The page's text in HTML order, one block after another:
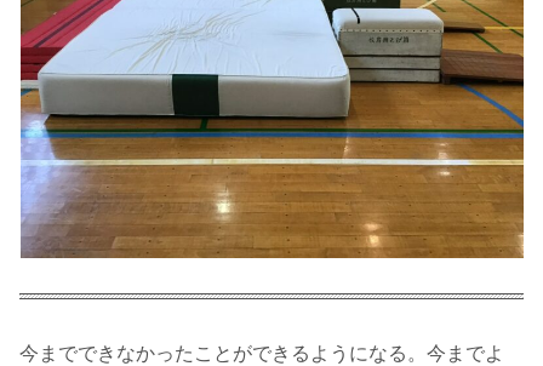
今までできなかったことができるようになる。今までよ